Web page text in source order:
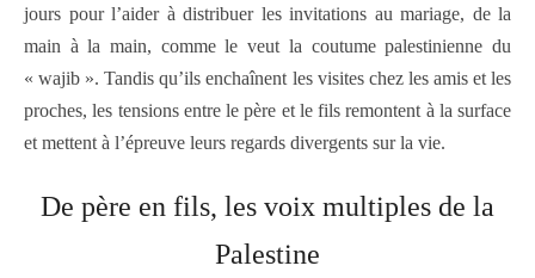
jours pour l’aider à distribuer les invitations au mariage, de la
main à la main, comme le veut la coutume palestinienne du
« wajib ». Tandis qu’ils enchaînent les visites chez les amis et les
proches, les tensions entre le père et le fils remontent à la surface
et mettent à l’épreuve leurs regards divergents sur la vie.
De père en fils, les voix multiples de la
Palestine